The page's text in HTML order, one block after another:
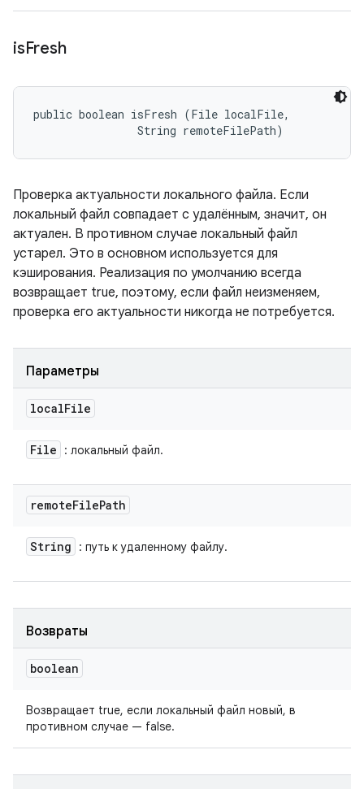
isFresh
public boolean isFresh (File localFile,
                String remoteFilePath)
Проверка актуальности локального файла. Если
локальный файл совпадает с удалённым, значит, он
актуален. В противном случае локальный файл
устарел. Это в основном используется для
кэширования. Реализация по умолчанию всегда
возвращает true, поэтому, если файл неизменяем,
проверка его актуальности никогда не потребуется.
Параметры
localFile
File : локальный файл.
remoteFilePath
String : путь к удаленному файлу.
Возвраты
boolean
Возвращает true, если локальный файл новый, в
противном случае — false.